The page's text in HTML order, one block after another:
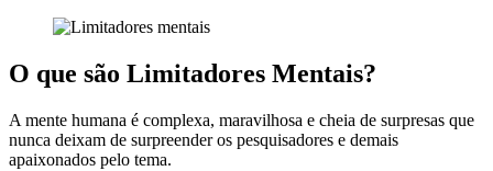
O que são Limitadores Mentais?
A mente humana é complexa, maravilhosa e cheia de surpresas que
nunca deixam de surpreender os pesquisadores e demais
apaixonados pelo tema.